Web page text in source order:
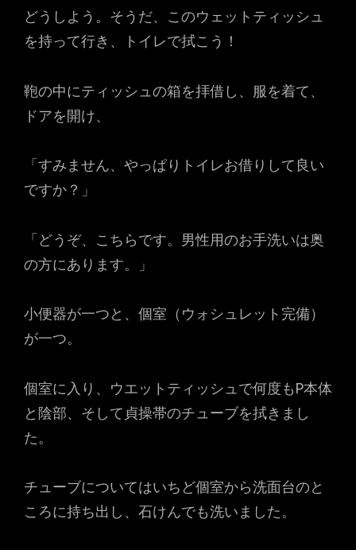
どうしよう。そうだ、このウェットティッシュ
を持って行き、トイレで拭こう！
鞄の中にティッシュの箱を拝借し、服を着て、
ドアを開け、
「すみません、やっぱりトイレお借りして良い
ですか？」
「どうぞ、こちらです。男性用のお手洗いは奥
の方にあります。」
小便器が一つと、個室（ウォシュレット完備）
が一つ。
個室に入り、ウエットティッシュで何度もP本体
と陰部、そして貞操帯のチューブを拭きまし
た。
チューブについてはいちど個室から洗面台のと
ころに持ち出し、石けんでも洗いました。